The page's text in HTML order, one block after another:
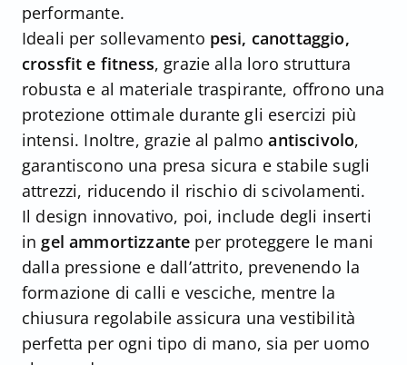
performante.
Ideali per sollevamento pesi, canottaggio,
crossfit e fitness, grazie alla loro struttura
robusta e al materiale traspirante, offrono una
protezione ottimale durante gli esercizi più
intensi. Inoltre, grazie al palmoantiscivolo,
garantiscono una presa sicura e stabile sugli
attrezzi, riducendo il rischio di scivolamenti.
Il design innovativo, poi, include degli inserti
in gel ammortizzante per proteggere le mani
dalla pressione e dall’attrito, prevenendo la
formazione di calli e vesciche, mentre la
chiusura regolabile assicura una vestibilità
perfetta per ogni tipo di mano, sia per uomo